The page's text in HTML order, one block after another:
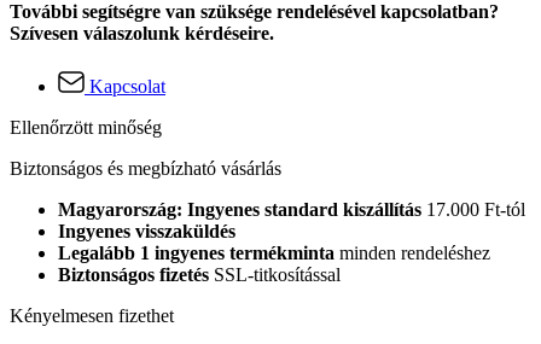
További segítségre van szüksége rendelésével kapcsolatban?
Szívesen válaszolunk kérdéseire.
Kapcsolat
Ellenőrzött minőség
Biztonságos és megbízható vásárlás
Magyarország: Ingyenes standard kiszállítás 17.000 Ft-tól
Ingyenes visszaküldés
Legalább 1 ingyenes termékminta minden rendeléshez
Biztonságos fizetés SSL-titkosítással
Kényelmesen fizethet